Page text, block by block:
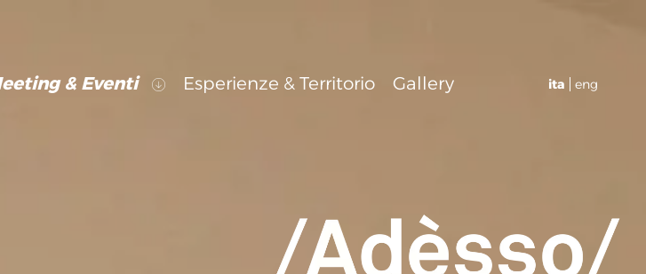
& Eventi Esperienze & Territorio Gallery ita eng